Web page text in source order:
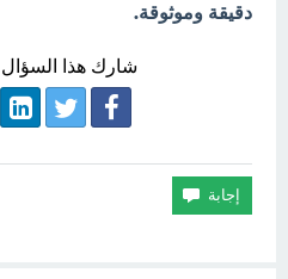
دقيقة وموثوقة.
شارك هذا